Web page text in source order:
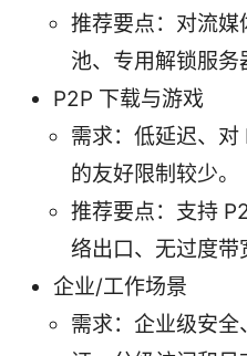
推荐要点：对流媒
池、专用解锁服务
P2P 下载与游戏
需求：低延迟、
的友好限制较少。
推荐要点：支持
络出口、无过度带
企业/工作场景
需求：企业级安全